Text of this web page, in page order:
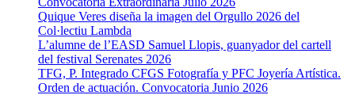
Quique Veres diseña la imagen del Orgullo 2026 del
Col·lectiu Lambda
L’alumne de l’EASD Samuel Llopis, guanyador del cartell
del festival Serenates 2026
TFG, P. Integrado CFGS Fotografía y PFC Joyería Artística.
Orden de actuación. Convocatoria Junio 2026